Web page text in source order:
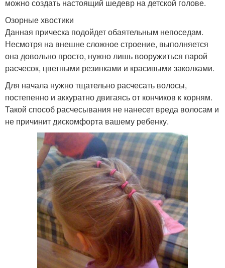
можно создать настоящий шедевр на детской голове.
Озорные хвостики
Данная прическа подойдет обаятельным непоседам.
Несмотря на внешне сложное строение, выполняется
она довольно просто, нужно лишь вооружиться парой
расчесок, цветными резинками и красивыми заколками.
Для начала нужно тщательно расчесать волосы,
постепенно и аккуратно двигаясь от кончиков к корням.
Такой способ расчесывания не нанесет вреда волосам и
не причинит дискомфорта вашему ребенку.